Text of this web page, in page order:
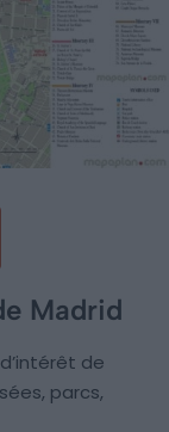
Madrid
de
parcs,